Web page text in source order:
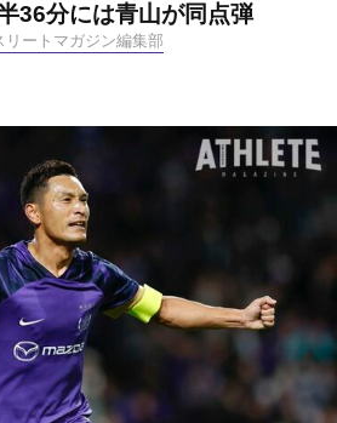
36分には青山が同点弾
リートマガジン編集部